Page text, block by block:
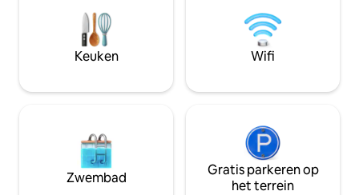
rustgevende geluiden van de
stromende rivier. Picknickplaatsen langs
Kali en is een rustig dorp met huizen
landschappen. Batang Kali stad, Hulu
heeft tal van restaurants. Je kunt je het
beste met de auto verplaatsen.
Nabijgelegen bezienswaardigheden:
World of Phalaenopsis (Moth Orchids),
handige toegang
eetgelegenheden
onvergetelijke
Keuken Wifi
Zwembad
Gratis parkeren op
het terrein